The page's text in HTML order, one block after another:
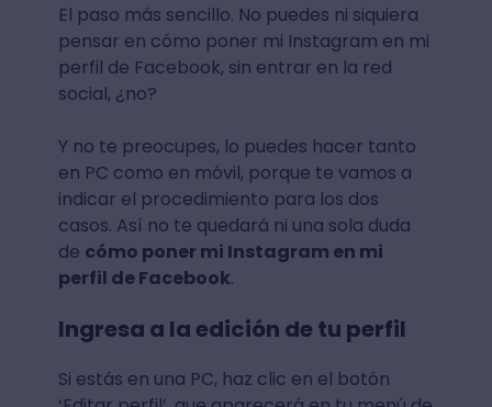
El paso más sencillo. No puedes ni siquiera
pensar en cómo poner mi Instagram en mi
perfil de Facebook, sin entrar en la red
social, ¿no?
Y no te preocupes, lo puedes hacer tanto
en PC como en móvil, porque te vamos a
indicar el procedimiento para los dos
casos. Así no te quedará ni una sola duda
de cómo poner mi Instagram en mi
perfil de Facebook.
Ingresa a la edición de tu perfil
Si estás en una PC, haz clic en el botón